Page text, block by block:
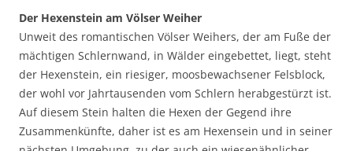
Der Hexenstein am Völser Weiher
Unweit des romantischen Völser Weihers, der am Fuße der
mächtigen Schlernwand, in Wälder eingebettet, liegt, steht
der Hexenstein, ein riesiger, moosbewachsener Felsblock,
der wohl vor Jahrtausenden vom Schlern herabgestürzt ist.
Auf diesem Stein halten die Hexen der Gegend ihre
Zusammenkünfte, daher ist es am Hexensein und in seiner